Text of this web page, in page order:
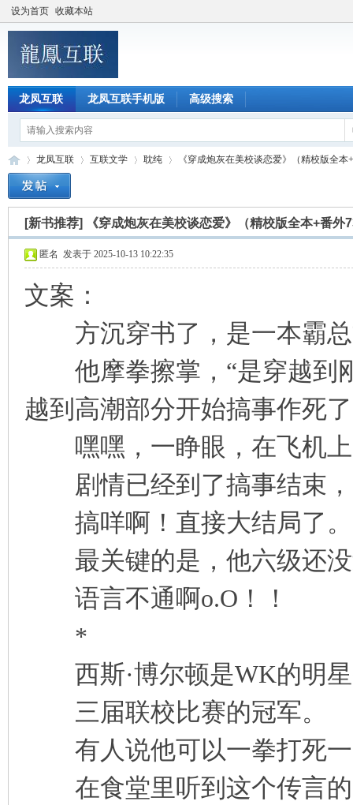
设为首页 收藏本站
龙凤互联 龙凤互联手机版 高级搜索
龙凤互联
›
互联文学
›
耽纯
›
《穿成炮灰在美校谈恋爱》（精校版全本
[新书推荐] 《穿成炮灰在美校谈恋爱》（精校版全本+番外
匿名 发表于 2025-10-13 10:22:35
文案：
方沉穿书了，是一本霸总
他摩拳擦掌，“是穿越到
越到高潮部分开始搞事作死
嘿嘿，一睁眼，在飞机
剧情已经到了搞事结束，
搞咩啊！直接大结局了。
最关键的是，他六级还没
语言不通啊o.O！！
*
西斯·博尔顿是WK的明星
三届联校比赛的冠军。
有人说他可以一拳打死一
在食堂里听到这个传言的